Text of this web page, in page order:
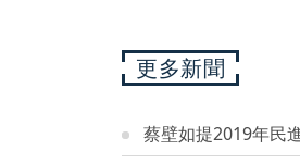
更多新聞
蔡壁如提2019年民